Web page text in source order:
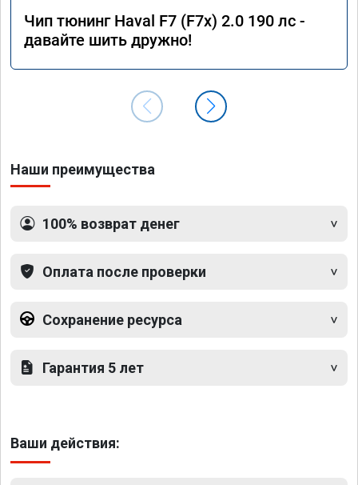
Чип тюнинг Haval F7 (F7x) 2.0 190 лс -
давайте шить дружно!
Наши преимущества
100% возврат денег
Оплата после проверки
Сохранение ресурса
Гарантия 5 лет
Ваши действия: